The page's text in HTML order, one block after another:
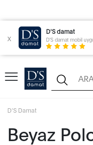
x
D'S damat
D'S damat mobil
D'S Damat
Beyaz